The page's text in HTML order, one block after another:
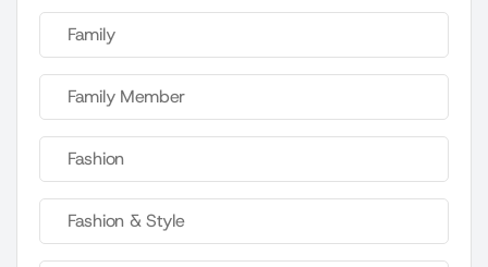
Family
Family Member
Fashion
Fashion & Style